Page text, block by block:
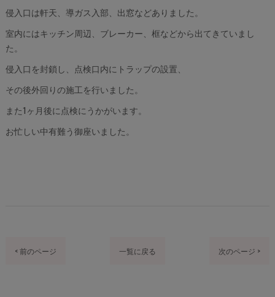
侵入口は軒天、導ガス入部、出窓などありました。
室内にはキッチン周辺、ブレーカー、框などから出てきていまし
た。
侵入口を封鎖し、点検口内にトラップの設置、
その後外回りの施工を行いました。
また1ヶ月後に点検にうかがいます。
お忙しい中有難う御座いました。
< 前のページ 一覧に戻る 次のページ >